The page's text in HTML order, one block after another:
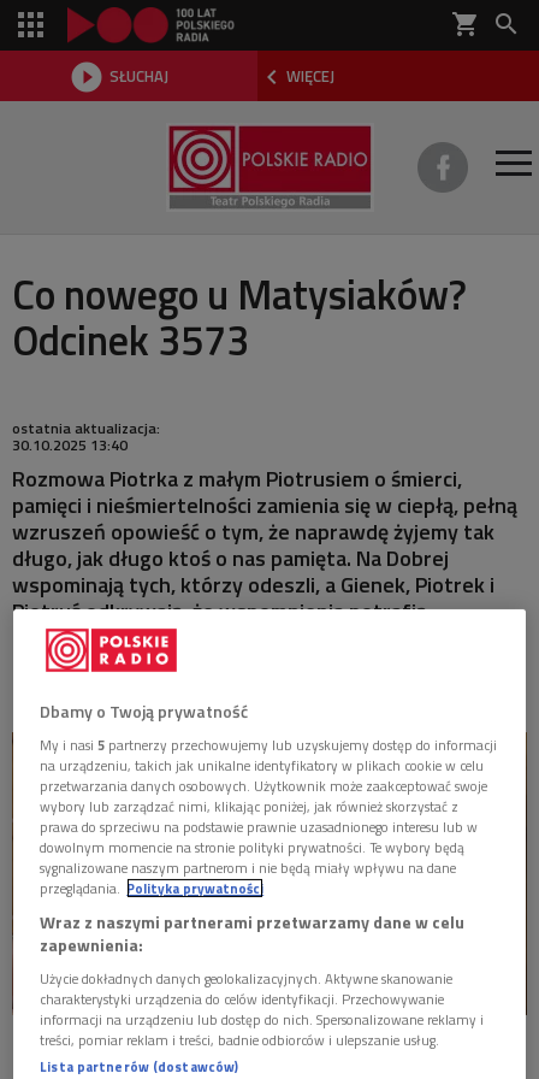
shopping_cart 
 SŁUCHAJ  WIĘCEJ

REPERTUAR
AKTUALNOŚCI
DWA TEATRY 2026
MISTRZOWIE
MATYSIAKOWIE
W JEZIORANACH
Co nowego u Matysiaków?
Odcinek 3573
ostatnia aktualizacja:
30.10.2025 13:40
Rozmowa Piotrka z małym Piotrusiem o śmierci,
pamięci i nieśmiertelności zamienia się w ciepłą, pełną
wzruszeń opowieść o tym, że naprawdę żyjemy tak
długo, jak długo ktoś o nas pamięta. Na Dobrej
wspominają tych, którzy odeszli, a Gienek, Piotrek i
Piotruś odkrywają, że wspomnienia potrafią
przywrócić obecność bliskich mocniej niż cokolwiek
innego.
Michał Sitarski Foto: Cezary Piwowarski
Dbamy o Twoją prywatność
My i nasi5 partnerzy przechowujemy lub uzyskujemy dostęp do informacji
na urządzeniu, takich jak unikalne identyfikatory w plikach cookie w celu
przetwarzania danych osobowych. Użytkownik może zaakceptować swoje
wybory lub zarządzać nimi, klikając poniżej, jak również skorzystać z
prawa do sprzeciwu na podstawie prawnie uzasadnionego interesu lub w
dowolnym momencie na stronie polityki prywatności. Te wybory będą
sygnalizowane naszym partnerom i nie będą miały wpływu na dane
przeglądania. Polityka prywatności
Wraz z naszymi partnerami przetwarzamy dane w celu
zapewnienia:
Użycie dokładnych danych geolokalizacyjnych. Aktywne skanowanie
charakterystyki urządzenia do celów identyfikacji. Przechowywanie
informacji na urządzeniu lub dostęp do nich. Spersonalizowane reklamy i
treści, pomiar reklam i treści, badnie odbiorców i ulepszanie usług.
Lista partnerów (dostawców)